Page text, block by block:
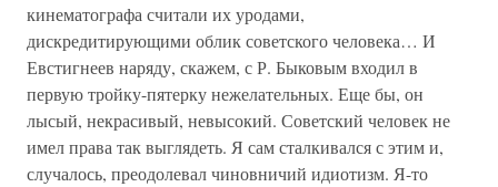
кинематографа считали их уродами,
дискредитирующими облик советского человека… И
Евстигнеев наряду, скажем, с Р. Быковым входил в
первую тройку-пятерку нежелательных. Еще бы, он
лысый, некрасивый, невысокий. Советский человек не
имел права так выглядеть. Я сам сталкивался с этим и,
случалось, преодолевал чиновничий идиотизм. Я-то